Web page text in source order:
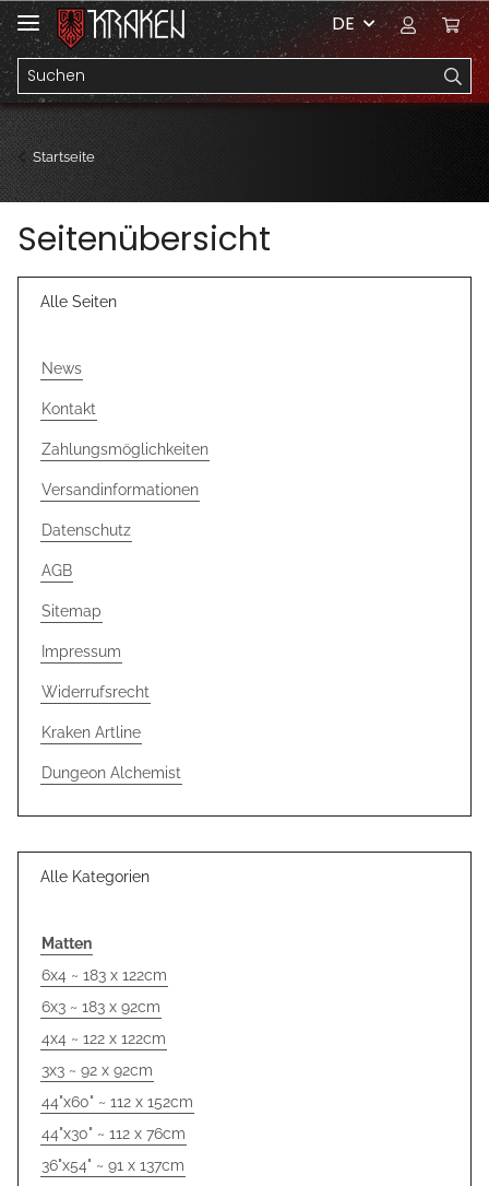
DE
Startseite
Seitenübersicht
Alle Seiten
News
Kontakt
Zahlungsmöglichkeiten
Versandinformationen
Datenschutz
AGB
Sitemap
Impressum
Widerrufsrecht
Kraken Artline
Dungeon Alchemist
Alle Kategorien
Matten
6x4 ~ 183 x 122cm
6x3 ~ 183 x 92cm
4x4 ~ 122 x 122cm
3x3 ~ 92 x 92cm
44"x60" ~ 112 x 152cm
44"x30" ~ 112 x 76cm
36"x54" ~ 91 x 137cm